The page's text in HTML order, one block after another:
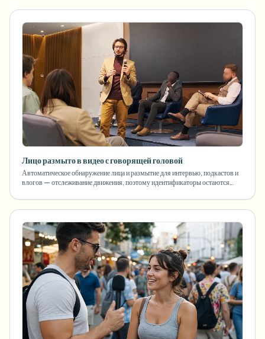
Лицо размыто в видео с говорящей головой
Автоматическое обнаружение лица и размытие для интервью, подкастов и
влогов — отслеживание движения, поэтому идентификаторы остаются